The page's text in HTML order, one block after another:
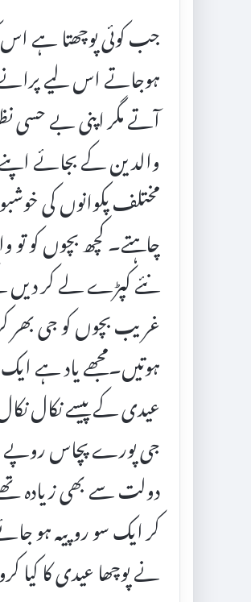
جب کوئی پوچھتا ہے اس
ہوجاتے اس لیے
آتے مگر اپنی بے حسی
والدین کے بجائے
مختلف پکوانوں کی
چاہتے۔ کچھ بچوں کو
نئے کپڑے لے کر دیں
غریب بچوں کو جی بھر
ہوتیں۔مجھے یاد ہے
عیدی کے پیسے نکال
جی پورے پچاس روپے
دولت سے بھی زیادہ
کر ایک سو روپیہ ہو
نے پوچھا عیدی کا کیا